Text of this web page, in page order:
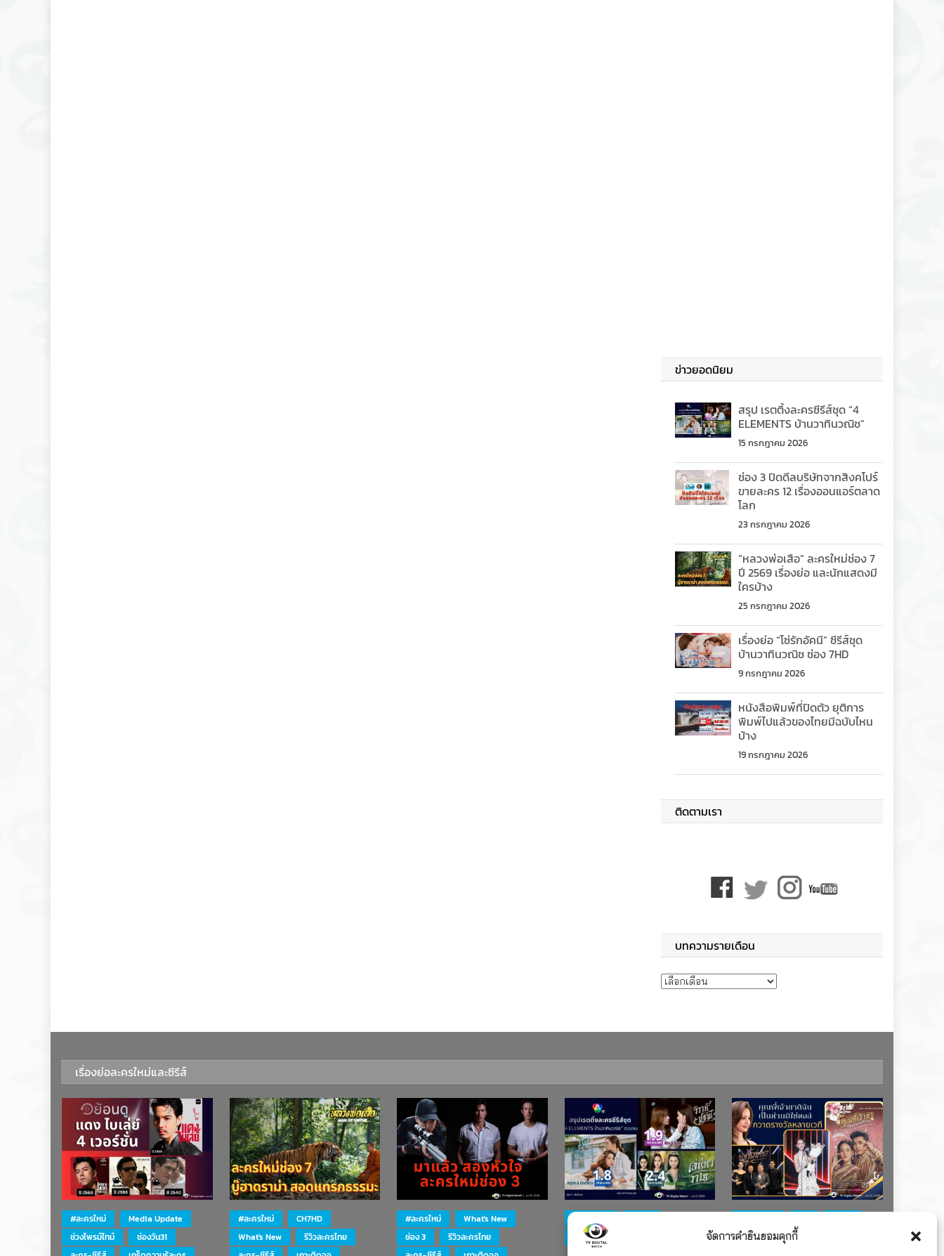
จัดการคำยินยอมคุกกี้
ข่าวยอดนิยม
สรุป เรตติ้งละครซีรีส์ชุด “4
ELEMENTS บ้านวาทินวณิช”
15 กรกฎาคม 2026
ช่อง 3 ปิดดีลบริษัทจากสิงคโปร์
ขายละคร 12 เรื่องออนแอร์ตลาด
โลก
23 กรกฎาคม 2026
“หลวงพ่อเสือ” ละครใหม่ช่อง 7
ปี 2569 เรื่องย่อ และนักแสดงมี
ใครบ้าง
25 กรกฎาคม 2026
เรื่องย่อ “โซ่รักอัคนี” ซีรีส์ชุด
บ้านวาทินวณิช ช่อง 7HD
9 กรกฎาคม 2026
หนังสือพิมพ์ที่ปิดตัว ยุติการ
พิมพ์ไปแล้วของไทยมีฉบับไหน
บ้าง
19 กรกฎาคม 2026
ติดตามเรา
บทความรายเดือน
บทความรายเดือน
เรื่องย่อละครใหม่และซีรีส์
#ละครใหม่
Media Update
ช่วงไพรม์ไทม์
ช่องวัน31
#ละครใหม่
CH7HD
What's New
รีวิวละครไทย
#ละครใหม่
What's New
ช่อง 3
รีวิวละครไทย
ละคร-ซีรีส์
รางวัล
ละคร-ซีรีส์